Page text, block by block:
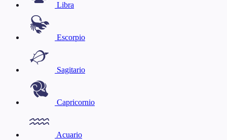
Libra
Escorpio
Sagitario
Capricornio
Acuario